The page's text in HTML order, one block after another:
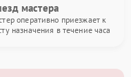
мастера
оперативно приезжает к
назначения в течение часа